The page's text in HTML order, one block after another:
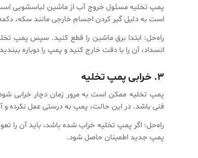
پمپ تخلیه مسئول خروج آب از ماشین لباسشویی
است به دلیل گیر کردن اجسام خارجی مانند سکه،
راه‌حل: ابتدا برق ماشین را قطع کنید. سپس پمپ
انسداد، آن را با دقت خارج کنید و پمپ را دوباره
۳. خرابی پمپ تخلیه
پمپ تخلیه ممکن است به مرور زمان دچار خرابی
فنی باشد. در این حالت، پمپ به درستی عمل نکرده
راه‌حل: اگر پمپ تخلیه خراب شده باشد، باید آن را
پمپ جدید اطمینان حاصل شود.